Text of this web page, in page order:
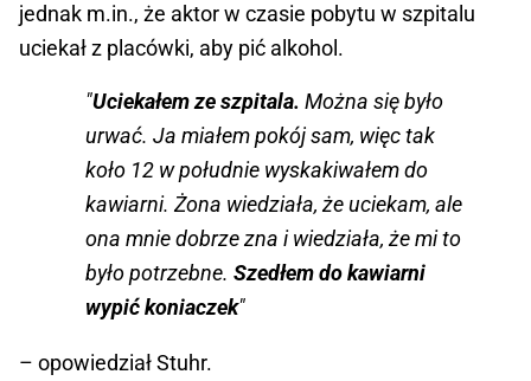
jednak m.in., że aktor w czasie pobytu w szpitalu
uciekał z placówki, aby pić alkohol.
"Uciekałem ze szpitala. Można się było
urwać. Ja miałem pokój sam, więc tak
koło 12 w południe wyskakiwałem do
kawiarni. Żona wiedziała, że uciekam, ale
ona mnie dobrze zna i wiedziała, że mi to
było potrzebne. Szedłem do kawiarni
wypić koniaczek"
– opowiedział Stuhr.